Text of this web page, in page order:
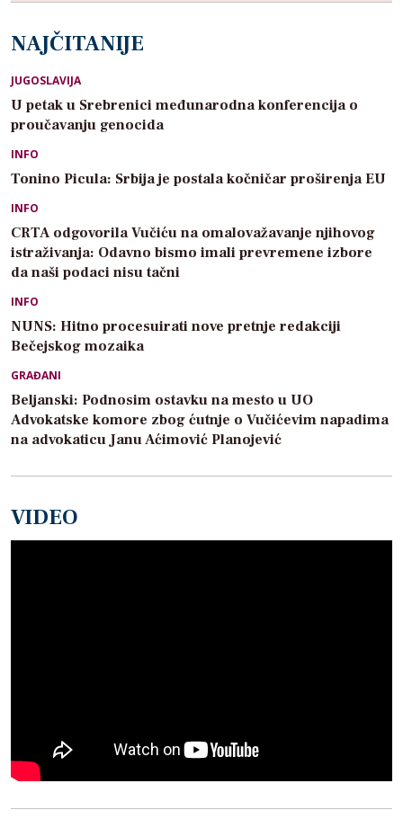
NAJČITANIJE
JUGOSLAVIJA
U petak u Srebrenici međunarodna konferencija o
proučavanju genocida
INFO
Tonino Picula: Srbija je postala kočničar proširenja EU
INFO
CRTA odgovorila Vučiću na omalovažavanje njihovog
istraživanja: Odavno bismo imali prevremene izbore
da naši podaci nisu tačni
INFO
NUNS: Hitno procesuirati nove pretnje redakciji
Bečejskog mozaika
GRAĐANI
Beljanski: Podnosim ostavku na mesto u UO
Advokatske komore zbog ćutnje o Vučićevim napadima
na advokaticu Janu Aćimović Planojević
VIDEO